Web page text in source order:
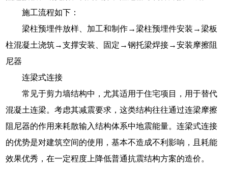
施工流程如下：
梁柱预埋件放样、加工和制作→梁柱预埋件安装→梁板
柱混凝土浇筑→支撑安装、固定→钢托梁焊接→安装摩擦阻
尼器
连梁式连接
常见于剪力墙结构中，尤其适用于住宅项目，用于替代
混凝土连梁。考虑其减震要求，这类结构往往通过连梁摩擦
阻尼器的作用来耗散输入结构体系中地震能量。连梁式连接
的优势是对建筑空间的使用，基本不造成不利影响，且耗能
效果优秀，在一定程度上降低普通抗震结构方案的造价。